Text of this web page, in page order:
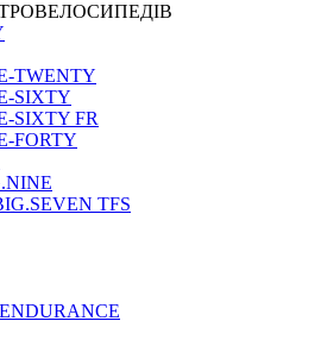
TWENTY
SIXTY
SIXTY FR
FORTY
TFS